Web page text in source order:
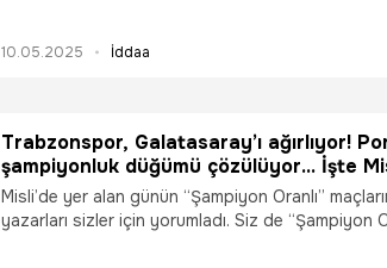
10.05.2025 İddaa
Trabzonspor, Galatasaray’ı ağırlıyor!
şampiyonluk düğümü çözülüyor… İşte
günün şampiyon tercihleri
Misli’de yer alan günün “Şampiyon Oranlı”
yazarları sizler için yorumladı. Siz de “Şampiyon